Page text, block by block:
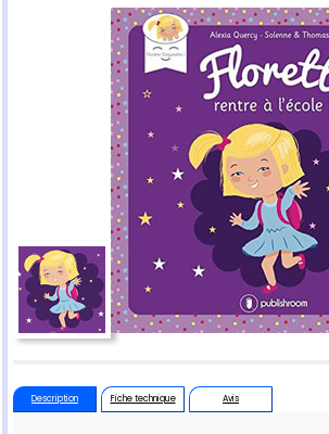
Description Fiche technique Avis